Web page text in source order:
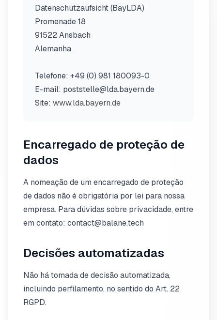
Datenschutzaufsicht (BayLDA)
Promenade 18
91522 Ansbach
Alemanha
Telefone: +49 (0) 981 180093-0
E-mail: poststelle@lda.bayern.de
Site: www.lda.bayern.de
Encarregado de proteção de
dados
A nomeação de um encarregado de proteção
de dados não é obrigatória por lei para nossa
empresa. Para dúvidas sobre privacidade, entre
em contato: contact@balane.tech
Decisões automatizadas
Não há tomada de decisão automatizada,
incluindo perfilamento, no sentido do Art. 22
RGPD.